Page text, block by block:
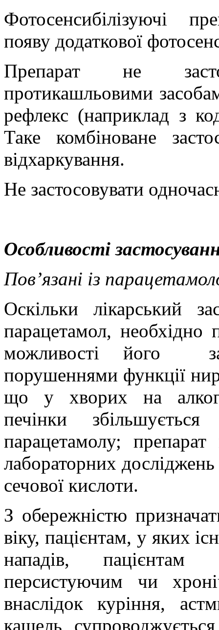
Фотосенсибілізуючі
появу додаткової
Препарат не
протикашльовими
рефлекс (наприклад з
Таке комбіноване
відхаркування.
Не застосовувати
Особливості
Пов’язані із
Оскільки лікарський
парацетамол, необхідно
можливості його
порушеннями функції
що у хворих на
печінки
парацетамолу;
лабораторних
сечової кислоти.
З обережністю
віку, пацієнтам, у яких
нападів,
персистуючим чи
внаслідок куріння,
кашель